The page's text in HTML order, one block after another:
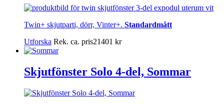
Twin+ skjutparti, dörr, Vinter+. Standardmått
Utforska Rek. ca. pris21401 kr
Skjutfönster Solo 4-del, Sommar